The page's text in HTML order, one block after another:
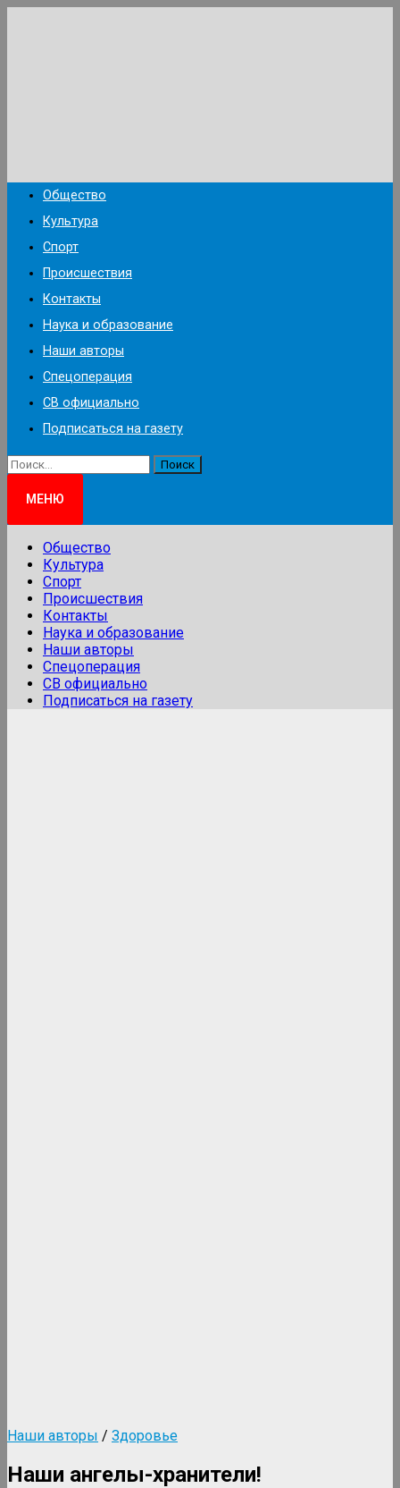
Общество
Культура
Спорт
Происшествия
Контакты
Наука и образование
Наши авторы
Спецоперация
СВ официально
Подписаться на газету
Найти:
МЕНЮ
Общество
Культура
Спорт
Происшествия
Контакты
Наука и образование
Наши авторы
Спецоперация
СВ официально
Подписаться на газету
Наши авторы / Здоровье
Наши ангелы-хранители!